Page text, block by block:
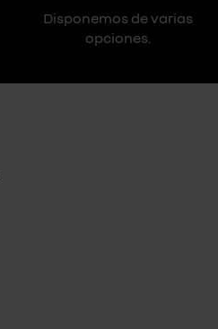
Disponemos de varias
opciones.